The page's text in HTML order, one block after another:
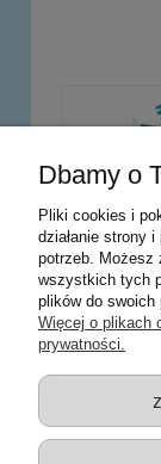
Dbamy o
Pliki cookies i
działanie strony
potrzeb. Możesz
wszystkich tych
plików do swoich
Więcej o plikach
prywatności.